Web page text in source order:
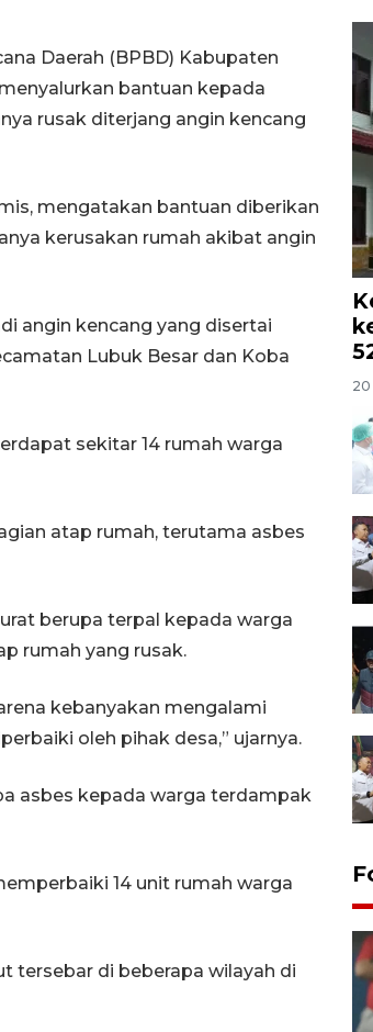
Daerah (BPBD) Kabupaten
bantuan kepada
rusak diterjang angin kencang
mengatakan bantuan diberikan
kerusakan rumah akibat angin
angin kencang yang disertai
Lubuk Besar dan Koba
sekitar 14 rumah warga
atap rumah, terutama asbes
berupa terpal kepada warga
rumah yang rusak.
kebanyakan mengalami
oleh pihak desa,” ujarnya.
asbes kepada warga terdampak
14 unit rumah warga
tersebar di beberapa wilayah di
20